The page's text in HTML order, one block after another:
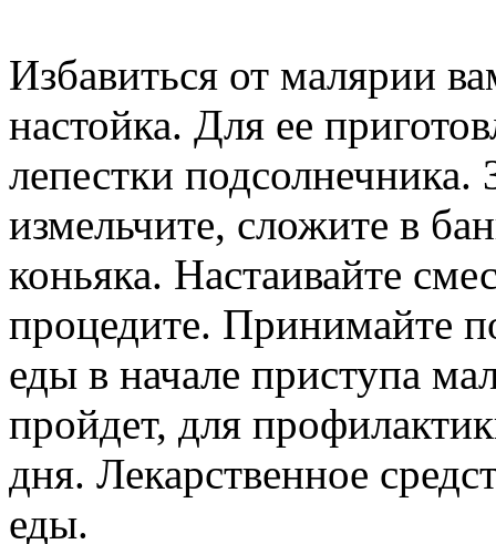
Избавиться от малярии
настойка. Для ее
лепестки подсолнечника.
измельчите, сложите в
коньяка. Настаивайте
процедите. Принимайте
еды в начале приступа
пройдет, для
дня. Лекарственное
еды.